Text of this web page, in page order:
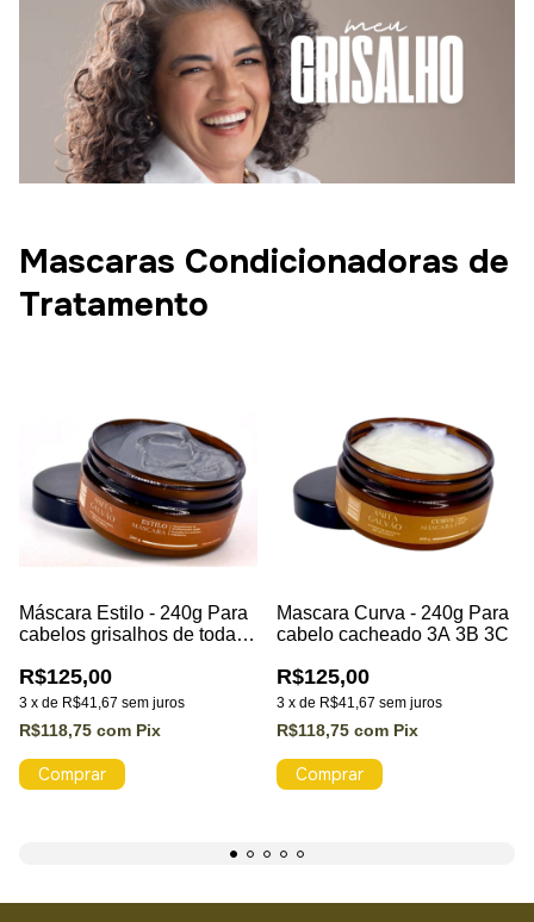
Mascaras Condicionadoras de
Tratamento
Máscara Estilo - 240g Para
cabelos grisalhos de todas
R$125,00
3 x de R$41,67 sem juros
R$118,75 com Pix
Mascara Curva - 240g Para
cabelo cacheado 3A 3B 3C
R$125,00
3 x de R$41,67 sem juros
R$118,75 com Pix